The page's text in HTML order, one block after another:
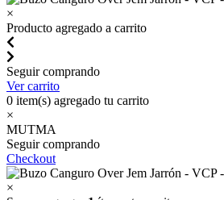
×
Producto agregado a carrito
Seguir comprando
Ver carrito
0 item(s) agregado tu carrito
×
MUTMA
Seguir comprando
Checkout
×